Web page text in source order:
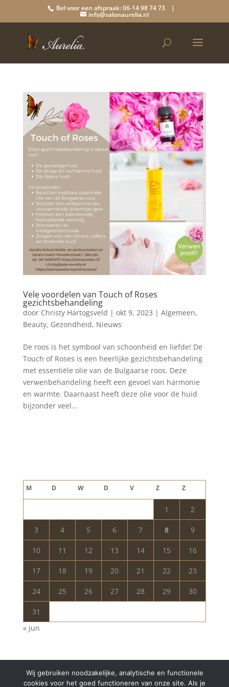
Bel voor een afspraak: 06-14 98 74 73 |
info@salonaurelia.nl
Vele voordelen van Touch of Roses
gezichtsbehandeling
door Christy Hartogsveld | okt 9, 2023 | Algemeen,
Beauty, Gezondheid, Nieuws
De roos is het symbool van schoonheid en liefde! De
Touch of Roses is een heerlijke gezichtsbehandeling
met essentiële olie van de Bulgaarse roos. Deze
verwenbehandeling heeft een gevoel van harmonie
en warmte. Daarnaast heeft deze olie voor de huid
bijzonder veel...
M D W D V Z Z
1 2
3 4 5 6 7 8 9
10 11 12 13 14 15 16
17 18 19 20 21 22 23
24 25 26 27 28 29 30
31
« jun
Wij gebruiken noodzakelijke, analytische en functionele
cookies voor het goed functioneren van onze site. Als je